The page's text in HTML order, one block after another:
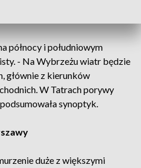
północy i południowym
- Na Wybrzeżu wiatr będzie
głównie z kierunków
W Tatrach porywy
synoptyk.
duże z większymi